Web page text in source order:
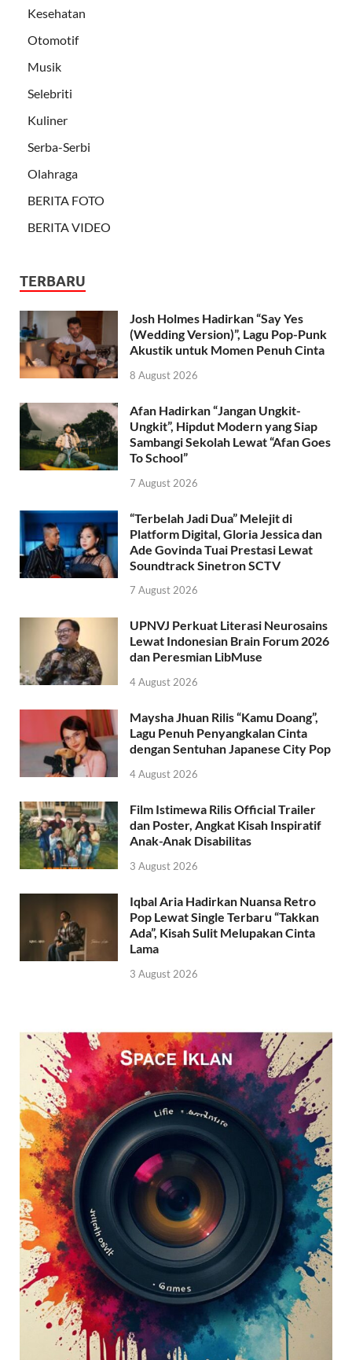
Kesehatan
Otomotif
Musik
Selebriti
Kuliner
Serba-Serbi
Olahraga
BERITA FOTO
BERITA VIDEO
TERBARU
Josh Holmes Hadirkan “Say Yes
(Wedding Version)”, Lagu Pop-Punk
Akustik untuk Momen Penuh Cinta
8 August 2026
Afan Hadirkan “Jangan Ungkit-
Ungkit”, Hipdut Modern yang Siap
Sambangi Sekolah Lewat “Afan Goes
To School”
7 August 2026
“Terbelah Jadi Dua” Melejit di
Platform Digital, Gloria Jessica dan
Ade Govinda Tuai Prestasi Lewat
Soundtrack Sinetron SCTV
7 August 2026
UPNVJ Perkuat Literasi Neurosains
Lewat Indonesian Brain Forum 2026
dan Peresmian LibMuse
4 August 2026
Maysha Jhuan Rilis “Kamu Doang”,
Lagu Penuh Penyangkalan Cinta
dengan Sentuhan Japanese City Pop
4 August 2026
Film Istimewa Rilis Official Trailer
dan Poster, Angkat Kisah Inspiratif
Anak-Anak Disabilitas
3 August 2026
Iqbal Aria Hadirkan Nuansa Retro
Pop Lewat Single Terbaru “Takkan
Ada”, Kisah Sulit Melupakan Cinta
Lama
3 August 2026